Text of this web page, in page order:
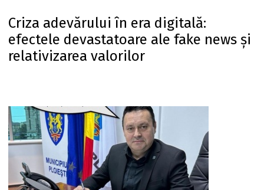
Criza adevărului în era digitală:
efectele devastatoare ale fake news și
relativizarea valorilor